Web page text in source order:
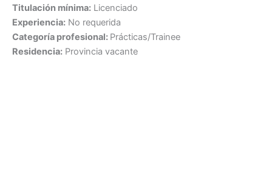
Titulación mínima: Licenciado
Experiencia: No requerida
Categoría profesional: Prácticas/Trainee
Residencia: Provincia vacante